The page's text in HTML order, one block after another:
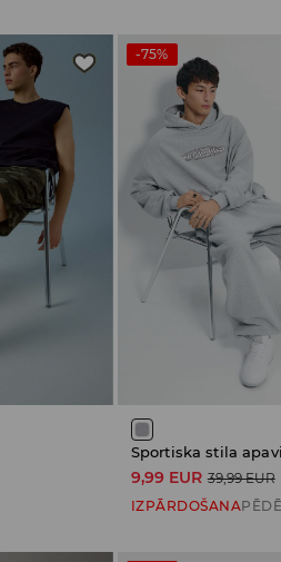
-75%
Sportiska stila apavi
9,99 EUR 39,99 EUR
IZPĀRDOŠANA